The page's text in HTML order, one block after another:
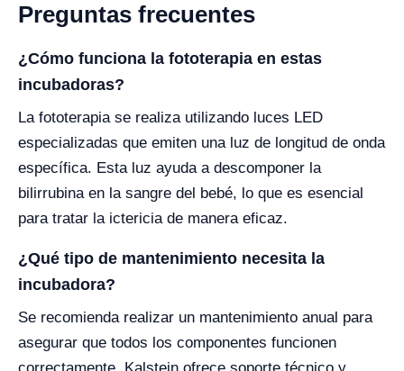
Preguntas frecuentes
¿Cómo funciona la fototerapia en estas
incubadoras?
La fototerapia se realiza utilizando luces LED
especializadas que emiten una luz de longitud de onda
específica. Esta luz ayuda a descomponer la
bilirrubina en la sangre del bebé, lo que es esencial
para tratar la ictericia de manera eficaz.
¿Qué tipo de mantenimiento necesita la
incubadora?
Se recomienda realizar un mantenimiento anual para
asegurar que todos los componentes funcionen